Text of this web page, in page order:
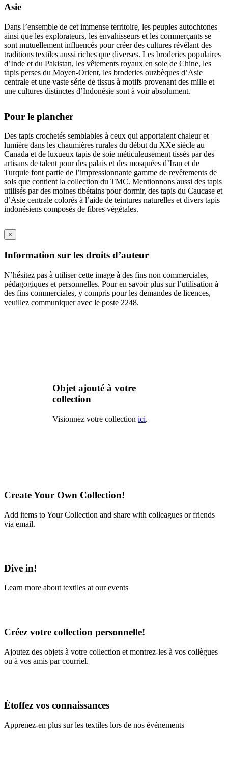
Asie
Dans l’ensemble de cet immense territoire, les peuples autochtones
ainsi que les explorateurs, les envahisseurs et les commerçants se
sont mutuellement influencés pour créer des cultures révélant des
traditions textiles aussi riches que diverses. Les broderies populaires
d’Inde et du Pakistan, les vêtements royaux en soie de Chine, les
tapis perses du Moyen-Orient, les broderies ouzbèques d’Asie
centrale et une vaste série de tissus à motifs provenant des mille et
une cultures distinctes d’Indonésie sont à voir absolument.
Pour le plancher
Des tapis crochetés semblables à ceux qui apportaient chaleur et
lumière dans les chaumières rurales du début du XXe siècle au
Canada et de luxueux tapis de soie méticuleusement tissés par des
artisans de talent pour des palais et des mosquées d’Iran et de
Turquie font partie de l’impressionnante gamme de revêtements de
sols que contient la collection du TMC. Mentionnons aussi des tapis
utilisés par des moines tibétains pour dormir, des tapis du Caucase et
d’Asie centrale colorés à l’aide de teintures naturelles et divers tapis
indonésiens composés de fibres végétales.
×
Information sur les droits d’auteur
N’hésitez pas à utiliser cette image à des fins non commerciales,
pédagogiques et personnelles. Pour en savoir plus sur l’utilisation à
des fins commerciales, y compris pour les demandes de licences,
veuillez communiquer avec le poste 2248.
Objet ajouté à votre
collection
Visionnez votre collection ici.
Create Your Own Collection!
Add items to Your Collection and share with colleagues or friends
via email.
Dive in!
Learn more about textiles at our events
Créez votre collection personnelle!
Ajoutez des objets à votre collection et montrez-les à vos collègues
ou à vos amis par courriel.
Étoffez vos connaissances
Apprenez-en plus sur les textiles lors de nos événements